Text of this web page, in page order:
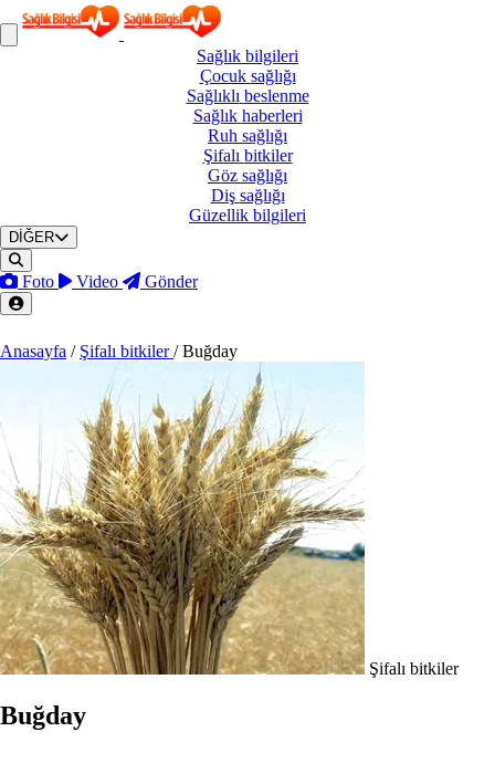
Sağlık bilgileri
Çocuk sağlığı
Sağlıklı beslenme
Sağlık haberleri
Ruh sağlığı
Şifalı bitkiler
Göz sağlığı
Diş sağlığı
Güzellik bilgileri
DİĞER
Foto Video Gönder
Anasayfa / Şifalı bitkiler/ Buğday
Şifalı bitkiler
Buğday